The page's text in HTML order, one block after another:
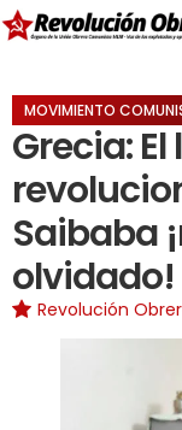
MOVIMIENTO
Grecia:
Saibaba
olvidado!
Revolución